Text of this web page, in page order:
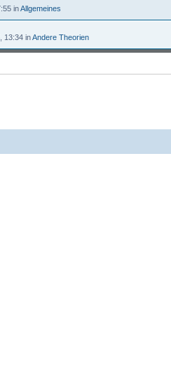
inAllgemeines
13:34 inAndere Theorien